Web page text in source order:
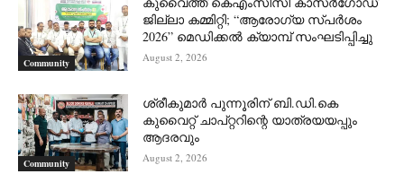
Community
ജില്ലാ കമ്മിറ്റി; “ആരോഗ്യ സ്പർശം
2026” മെഡിക്കൽ ക്യാമ്പ് സംഘടിപ്പിച്ചു
August 2, 2026
Community
ശ്രീകുമാർ പുന്നൂരിന് ബി.ഡി.കെ
കുവൈറ്റ് ചാപ്റ്ററിന്റെ യാത്രയയപ്പും
ആദരവും
August 2, 2026